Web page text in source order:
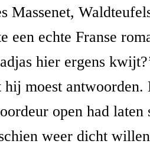
Massenet,
een echte Franse
hier ergens
hij moest
open had laten
weer dicht